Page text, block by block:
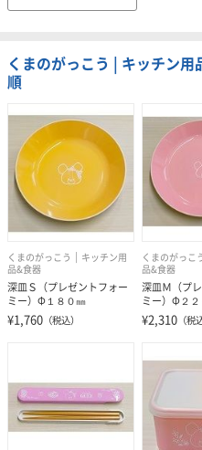
くまのがっこう | キッチン
順
くまのがっこう
キッチン用
品&食器
深皿Ｓ（プレゼントフォー
ミー）Φ１８０㎜
¥1,760 （税込）
くまのがっこ
品&食器
深皿Ｍ（プ
ミー）Φ２２
¥2,310（税